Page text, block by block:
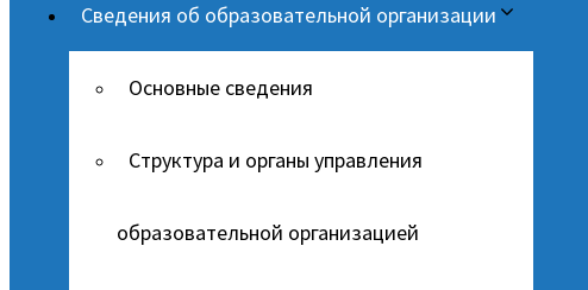
Сведения об образовательной организации
Основные сведения
Структура и органы управления
образовательной организацией